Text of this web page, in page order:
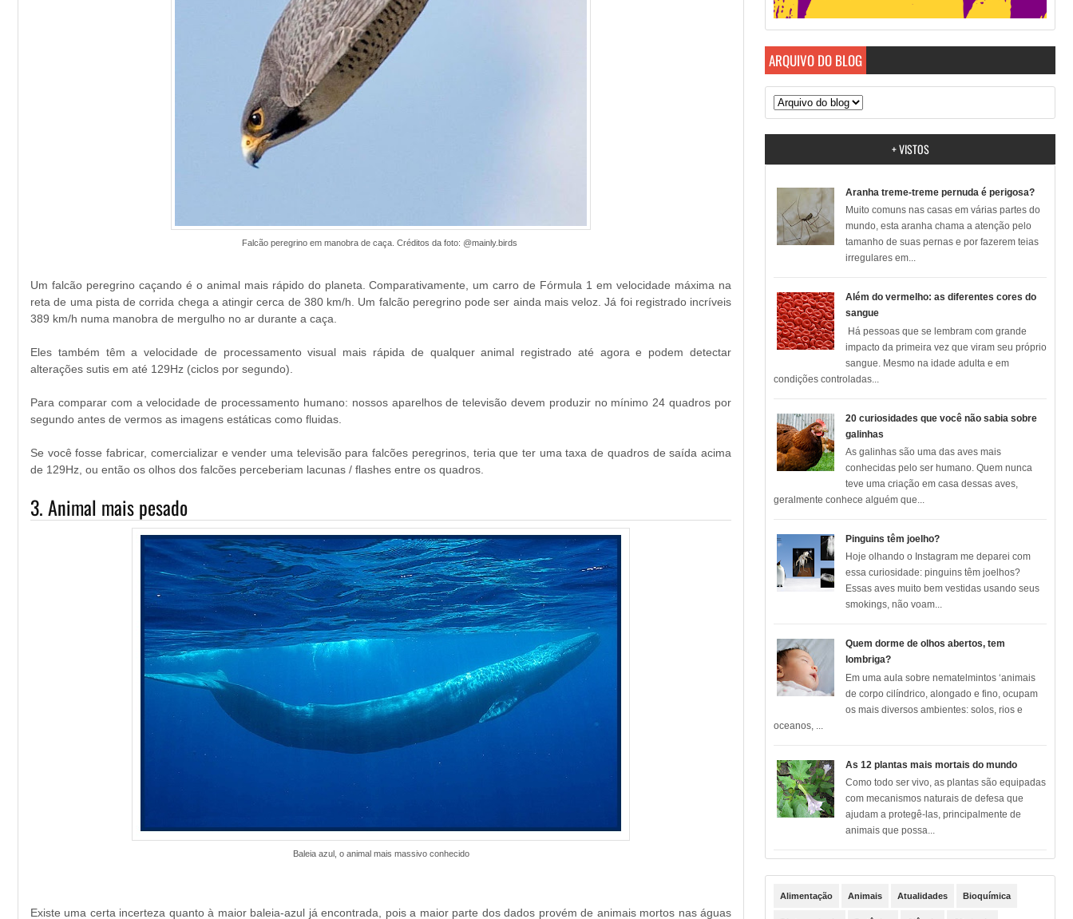
Falcão peregrino em manobra de caça. Créditos da foto: @mainly.birds
Um falcão peregrino caçando é o animal mais rápido do planeta. Comparativamente, um carro de Fórmula 1 em velocidade máxima na
reta de uma pista de corrida chega a atingir cerca de 380 km/h. Um falcão peregrino pode ser ainda mais veloz. Já foi registrado incríveis
389 km/h numa manobra de mergulho no ar durante a caça.
Eles também têm a velocidade de processamento visual mais rápida de qualquer animal registrado até agora e podem detectar
alterações sutis em até 129Hz (ciclos por segundo).
Para comparar com a velocidade de processamento humano: nossos aparelhos de televisão devem produzir no mínimo 24 quadros por
segundo antes de vermos as imagens estáticas como fluidas.
Se você fosse fabricar, comercializar e vender uma televisão para falcões peregrinos, teria que ter uma taxa de quadros de saída acima
de 129Hz, ou então os olhos dos falcões perceberiam lacunas / flashes entre os quadros.
3. Animal mais pesado
Baleia azul, o animal mais massivo conhecido
Existe uma certa incerteza quanto à maior baleia-azul já encontrada, pois a maior parte dos dados provém de animais mortos nas águas
ARQUIVO DO BLOG
+ VISTOS
Aranha treme-treme pernuda é perigosa?
Muito comuns nas casas em várias partes do
mundo, esta aranha chama a atenção pelo
tamanho de suas pernas e por fazerem teias
irregulares em...
Além do vermelho: as diferentes cores do
sangue
Há pessoas que se lembram com grande
impacto da primeira vez que viram seu próprio
sangue. Mesmo na idade adulta e em
condições controladas...
20 curiosidades que você não sabia sobre
galinhas
As galinhas são uma das aves mais
conhecidas pelo ser humano. Quem nunca
teve uma criação em casa dessas aves,
geralmente conhece alguém que...
Pinguins têm joelho?
Hoje olhando o Instagram me deparei com
essa curiosidade: pinguins têm joelhos?
Essas aves muito bem vestidas usando seus
smokings, não voam...
Quem dorme de olhos abertos, tem
lombriga?
Em uma aula sobre nematelmintos ‘animais
de corpo cilíndrico, alongado e fino, ocupam
os mais diversos ambientes: solos, rios e
oceanos, ...
As 12 plantas mais mortais do mundo
Como todo ser vivo, as plantas são equipadas
com mecanismos naturais de defesa que
ajudam a protegê-las, principalmente de
animais que possa...
Alimentação Animais Atualidades Bioquímica